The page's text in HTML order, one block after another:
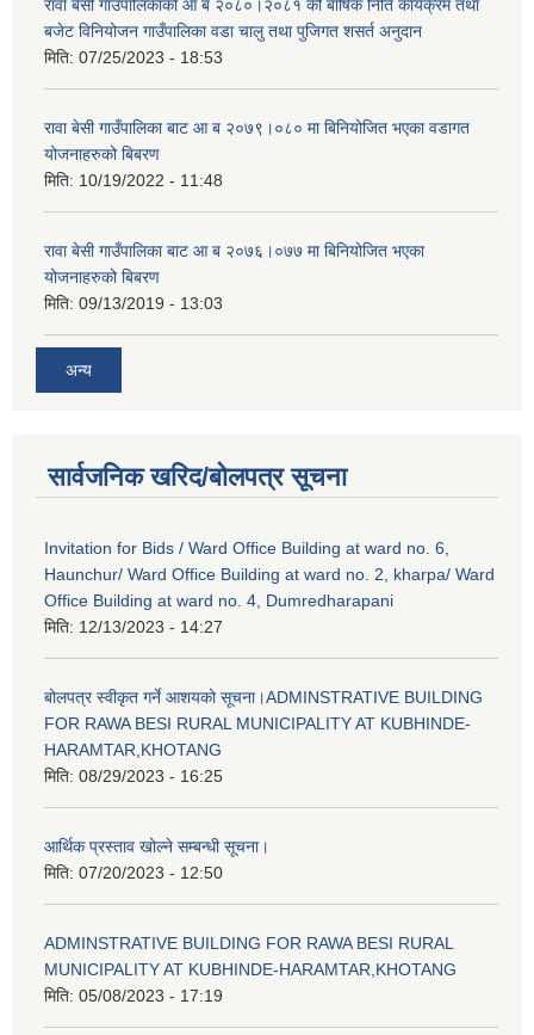
रावा बेसी गाउँपालिकाको आ ब २०८०।२०८१ को बार्षिक निति कार्यक्रम तथा
बजेट विनियोजन गाउँपालिका वडा चालु तथा पुजिगत शसर्त अनुदान
मिति: 07/25/2023 - 18:53
रावा बेसी गाउँपालिका बाट आ ब २०७९।०८० मा बिनियोजित भएका वडागत
योजनाहरुको बिबरण
मिति: 10/19/2022 - 11:48
रावा बेसी गाउँपालिका बाट आ ब २०७६।०७७ मा बिनियोजित भएका
योजनाहरुको बिबरण
मिति: 09/13/2019 - 13:03
अन्य
सार्वजनिक खरिद/बोलपत्र सूचना
Invitation for Bids / Ward Office Building at ward no. 6,
Haunchur/ Ward Office Building at ward no. 2, kharpa/ Ward
Office Building at ward no. 4, Dumredharapani
मिति: 12/13/2023 - 14:27
बोलपत्र स्वीकृत गर्ने आशयको सूचना।ADMINSTRATIVE BUILDING
FOR RAWA BESI RURAL MUNICIPALITY AT KUBHINDE-
HARAMTAR,KHOTANG
मिति: 08/29/2023 - 16:25
आर्थिक प्रस्ताव खोल्ने सम्बन्धी सूचना।
मिति: 07/20/2023 - 12:50
ADMINSTRATIVE BUILDING FOR RAWA BESI RURAL
MUNICIPALITY AT KUBHINDE-HARAMTAR,KHOTANG
मिति: 05/08/2023 - 17:19